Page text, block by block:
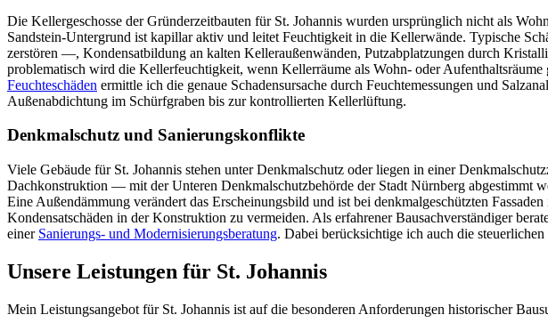
Die Kellergeschosse der Gründerzeitbauten für St. Johannis wurden ursprünglich nicht als
Sandstein-Untergrund ist kapillar aktiv und leitet Feuchtigkeit in die Kellerwände. Typische
zerstören —, Kondensatbildung an kalten Kelleraußenwänden, Putzabplatzungen durch
problematisch wird die Kellerfeuchtigkeit, wenn Kellerräume als Wohn- oder
Feuchteschäden ermittle ich die genaue Schadensursache durch Feuchtemessungen und
Außenabdichtung im Schürfgraben bis zur kontrollierten Kellerlüftung.
Denkmalschutz und Sanierungskonflikte
Viele Gebäude für St. Johannis stehen unter Denkmalschutz oder liegen in einer
Dachkonstruktion — mit der Unteren Denkmalschutzbehörde der Stadt Nürnberg abgestimmt
Eine Außendämmung verändert das Erscheinungsbild und ist bei denkmalgeschützten
Kondensatschäden in der Konstruktion zu vermeiden. Als erfahrener Bausachverständiger
einer Sanierungs- und Modernisierungsberatung. Dabei berücksichtige ich auch die
Unsere Leistungen für St. Johannis
Mein Leistungsangebot für St. Johannis ist auf die besonderen Anforderungen historischer